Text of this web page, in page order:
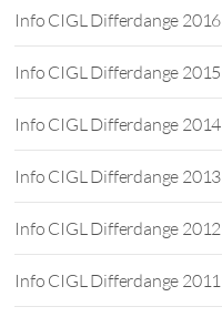
Info CIGL Differdange 2016
Info CIGL Differdange 2015
Info CIGL Differdange 2014
Info CIGL Differdange 2013
Info CIGL Differdange 2012
Info CIGL Differdange 2011